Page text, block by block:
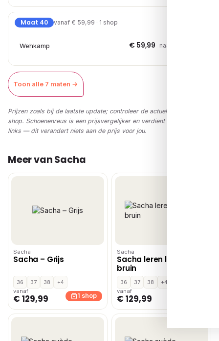
Maat 40 vanaf € 59,99 · 1 shop
Wehkamp € 59,99 naar shop →
Toon alle 7 maten →
Prijzen zoals bij de laatste update; controleer de actuele prijs in de
shop. Schoenenreus is een prijsvergelijker en verdient via affiliate-
links — dit verandert niets aan de prijs voor jou.
Meer van Sacha
Sacha
Sacha – Grijs
36 37 38
+4
vanaf
€ 129,99 1 shop
Sacha
Sacha leren loafers
bruin
36 37 38
+4
vanaf
€ 129,99